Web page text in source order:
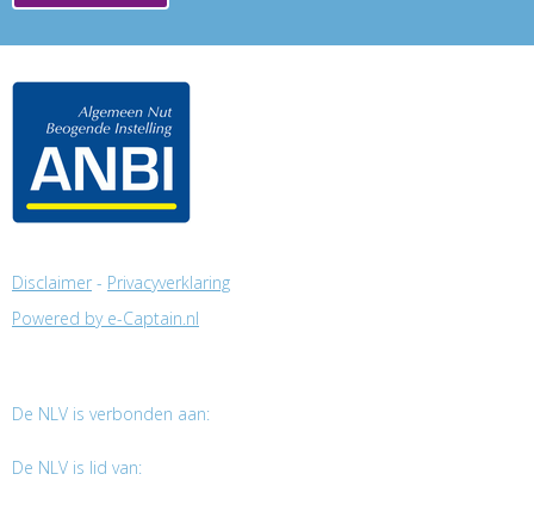
Disclaimer - Privacyverklaring
Powered by e-Captain.nl
De NLV is verbonden aan:
De NLV is lid van: